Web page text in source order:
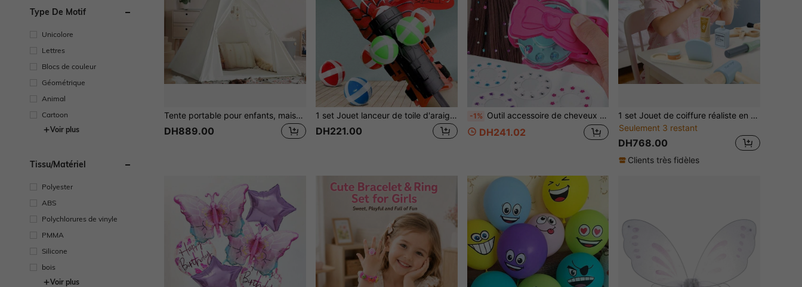
Type De Motif
Unicolore
Lettres
Blocs de couleur
Géométrique
Animal
Cartoon
Voir plus
Tissu/matériel
Polyester
ABS
Polychlorures de vinyle
PMMA
Silicone
bois
Voir plus
Tente portable pour enfants, maisonnette DIY pour enfants, décoration de chambre de bébé, canevas pour enfants, wigwam, mini-tente de plage pour enfants, cadeau pour garçons et filles
DH889.00
1 set Jouet lanceur de toile d'araignée pour garçons, comprend collantes et des cibles, idéal pour le jeu de rôle et les cadeaux de fête
DH221.00
-1% Outil accessoire de cheveux en diamant magique, accessoire de cheveux de princesse Jouet tresseur de cheveux automatique DIY (couleur de diamant aléatoire)
DH241.02
1 set Jouet de coiffure réaliste en bois pour enfants, jouet de jeu de rôle pour enfants, cadeau de fête pour enfants
Seulement 3 restant
DH768.00
Clients très fidèles